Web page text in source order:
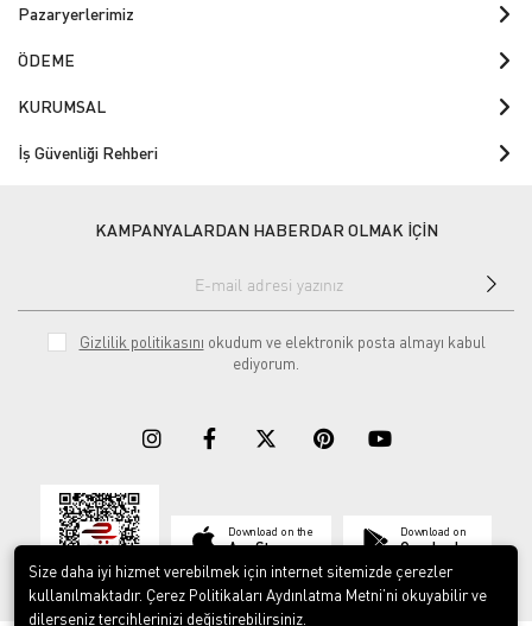
Pazaryerlerimiz
ÖDEME
KURUMSAL
İş Güvenliği Rehberi
KAMPANYALARDAN HABERDAR OLMAK İÇİN
Gizlilik politikasını okudum ve elektronik posta almayı kabul
ediyorum.
Download on the
App Store
Download on
Google play
Size daha iyi hizmet verebilmek için internet sitemizde çerezler
kullanılmaktadır. Çerez Politikaları Aydınlatma Metni’ni okuyabilir ve
dilerseniz tercihlerinizi değiştirebilirsiniz.